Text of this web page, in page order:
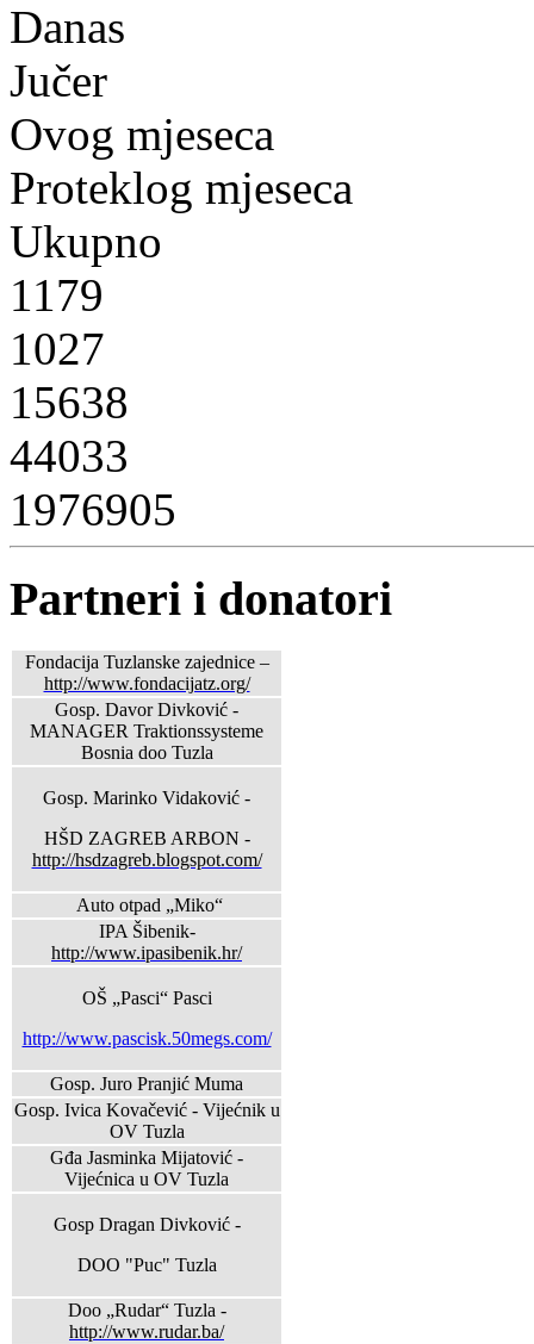
Danas
Jučer
Ovog mjeseca
Proteklog mjeseca
Ukupno
1179
1027
15638
44033
1976905
Partneri i donatori
Fondacija Tuzlanske zajednice –
http://www.fondacijatz.org/
Gosp. Davor Divković -
MANAGER Traktionssysteme
Bosnia doo Tuzla
Gosp. Marinko Vidaković -
HŠD ZAGREB ARBON -
http://hsdzagreb.blogspot.com/
Auto otpad „Miko“
IPA Šibenik-
http://www.ipasibenik.hr/
OŠ „Pasci“ Pasci
http://www.pascisk.50megs.com/
Gosp. Juro Pranjić Muma
Gosp. Ivica Kovačević - Vijećnik u
OV Tuzla
Gđa Jasminka Mijatović -
Vijećnica u OV Tuzla
Gosp Dragan Divković -
DOO "Puc" Tuzla
Doo „Rudar“ Tuzla -
http://www.rudar.ba/